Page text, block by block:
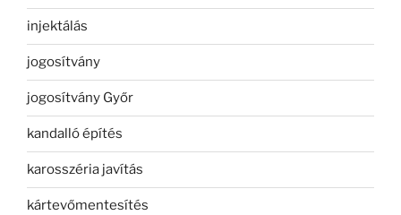
injektálás
jogosítvány
jogosítvány Győr
kandalló építés
karosszéria javítás
kártevőmentesítés